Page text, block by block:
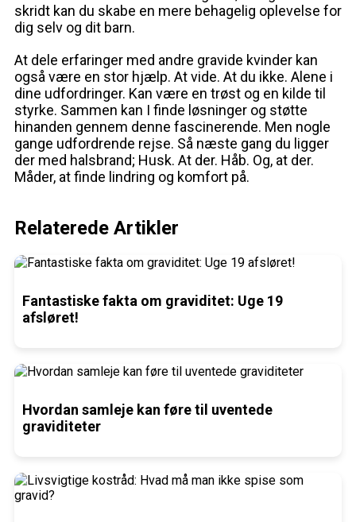
skridt kan du skabe en mere behagelig oplevelse for
dig selv og dit barn.
At dele erfaringer med andre gravide kvinder kan
også være en stor hjælp. At vide. At du ikke. Alene i
dine udfordringer. Kan være en trøst og en kilde til
styrke. Sammen kan I finde løsninger og støtte
hinanden gennem denne fascinerende. Men nogle
gange udfordrende rejse. Så næste gang du ligger
der med halsbrand; Husk. At der. Håb. Og, at der.
Måder, at finde lindring og komfort på.
Relaterede Artikler
Fantastiske fakta om graviditet: Uge 19
afsløret!
Hvordan samleje kan føre til uventede
graviditeter